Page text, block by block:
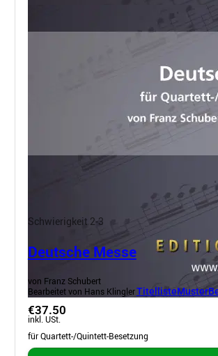
Schwierigkeit 2-3
Deutsche Messe
von Franz Schubert
Bearbeitet von Hans KlinglerTitellisteMuster
€37.50
inkl. USt.
für Quartett-/Quintett-Besetzung